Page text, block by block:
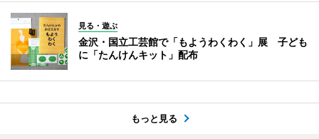
見る・遊ぶ
金沢・国立工芸館で「もようわくわく」展 子ども
に「たんけんキット」配布
もっと見る